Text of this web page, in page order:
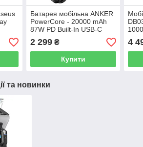
Батарея мобільна ANKER
PowerCore - 20000 mAh
87W PD Built-In USB-C
Cable (Чорний)
2 299₴
Купити
4
та новинки